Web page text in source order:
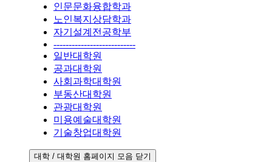
인문문화융합학과
노인복지상담학과
자기설계전공학부
---------------------------
일반대학원
공과대학원
사회과학대학원
부동산대학원
관광대학원
미용예술대학원
기술창업대학원
대학 / 대학원 홈페이지 모음 닫기